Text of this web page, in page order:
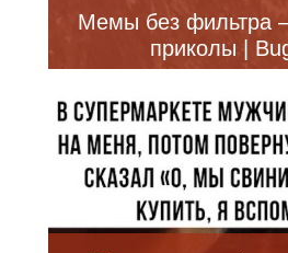
Мемы без фильтра
приколы |